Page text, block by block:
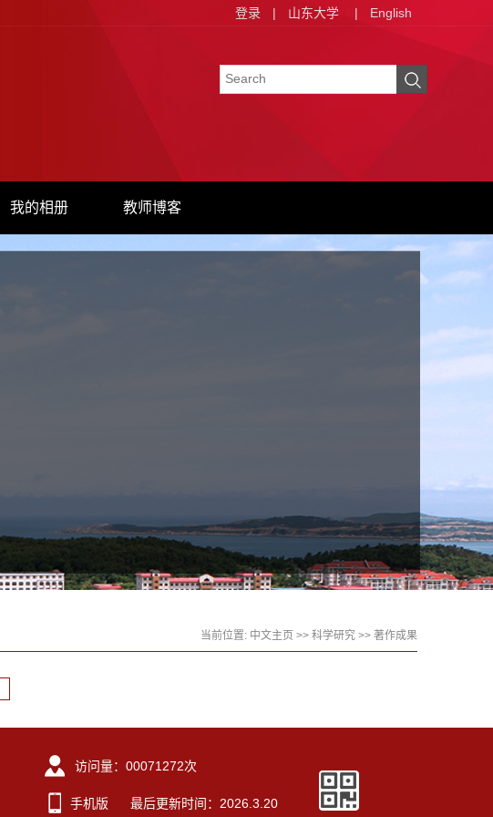
登录 | 山东大学 | English
我的相册 教师博客
当前位置: 中文主页 >> 科学研究 >> 著作成果
访问量： 00071272次
手机版 最后更新时间： 2026 3 20